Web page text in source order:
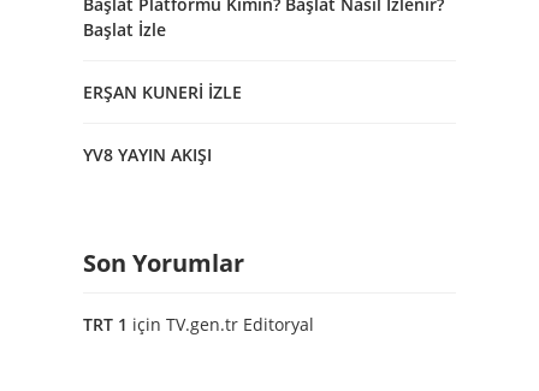
Başlat İzle
ERŞAN KUNERİ İZLE
YV8 YAYIN AKIŞI
Son Yorumlar
TRT 1 için TV.gen.tr Editoryal